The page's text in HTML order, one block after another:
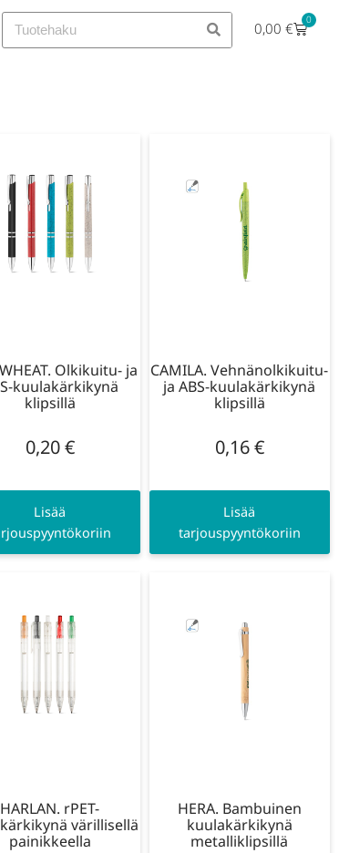
0,00€ 0
Olkikuitu- ja
kuulakärkikynä
klipsillä
0,20€
Lisää
CAMILA. Vehnänolkikuitu-
ja ABS-kuulakärkikynä
klipsillä
0,16€
Lisää
tarjouspyyntökoriin
HARLAN. rPET-
värillisellä
painikkeella
HERA. Bambuinen
kuulakärkikynä
metalliklipsillä